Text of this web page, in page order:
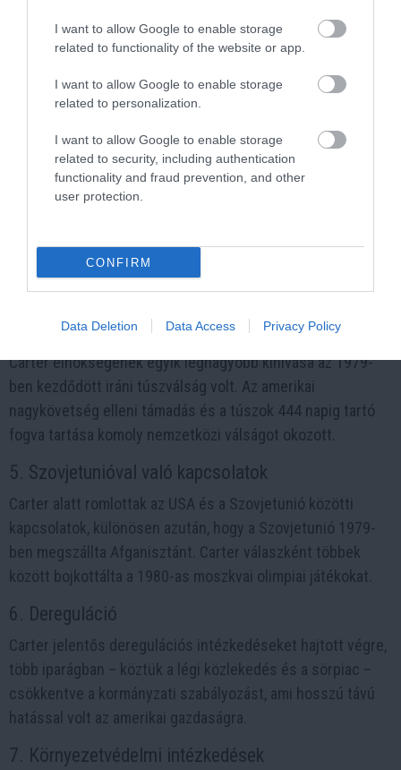
I want to allow Google to enable storage
related to functionality of the website or app.
I want to allow Google to enable storage
related to personalization.
I want to allow Google to enable storage
related to security, including authentication
functionality and fraud prevention, and other
user protection.
CONFIRM
Data Deletion Data Access Privacy Policy
2. Panama-csatorna visszaadása
1977-ben Carter aláírta a Panama-csatorna visszaadásáról
szóló szerződéseket, amelyek értelmében az Egyesült
Államok 1999 végéig visszaadta a csatorna irányítását
kapcsolatokat erősített Panamával.
3. Camp David-i egyezmények
központi szerepet játszott. A Camp David-i egyezmények,
amelyeket 1978-ban írtak alá, Egyiptom és Izrael közötti
történelmi békeszerződést eredményeztek.
4. Iráni túszválság
Carter elnökségének egyik legnagyobb kihívása az 1979-
ben kezdődött iráni túszválság volt. Az amerikai
nagykövetség elleni támadás és a túszok 444 napig tartó
fogva tartása komoly nemzetközi válságot okozott.
5. Szovjetunióval való kapcsolatok
Carter alatt romlottak az USA és a Szovjetunió közötti
kapcsolatok, különösen azután, hogy a Szovjetunió 1979-
ben megszállta Afganisztánt. Carter válaszként többek
között bojkottálta a 1980-as moszkvai olimpiai játékokat.
6. Dereguláció
Carter jelentős deregulációs intézkedéseket hajtott végre,
több iparágban – köztük a légi közlekedés és a sörpiac –
csökkentve a kormányzati szabályozást, ami hosszú távú
hatással volt az amerikai gazdaságra.
7. Környezetvédelmi intézkedések